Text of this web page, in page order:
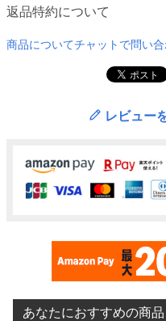
返品特約について
商品についてチャットで問い合
レビュー
あなたにおすすめの商品